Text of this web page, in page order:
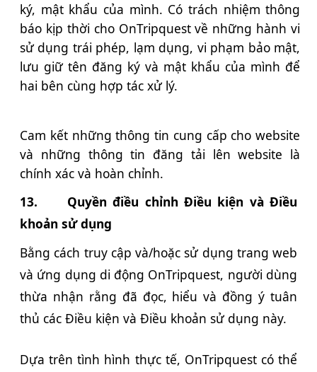
ký, mật khẩu của mình. Có trách nhiệm thông
báo kịp thời cho OnTripquest về những hành vi
sử dụng trái phép, lạm dụng, vi phạm bảo mật,
lưu giữ tên đăng ký và mật khẩu của mình để
hai bên cùng hợp tác xử lý.
Cam kết những thông tin cung cấp cho website
và những thông tin đăng tải lên website là
chính xác và hoàn chỉnh.
13.
Quyền điều chỉnh Điều kiện và Điều
khoản sử dụng
Bằng cách truy cập và/hoặc sử dụng trang web
và ứng dụng di động OnTripquest, người dùng
thừa nhận rằng đã đọc, hiểu và đồng ý tuân
thủ các Điều kiện và Điều khoản sử dụng này.
Dựa trên tình hình thực tế, OnTripquest có thể